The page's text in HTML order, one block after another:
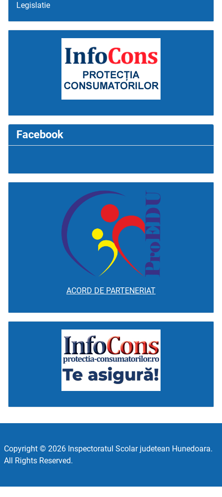
Legislatie
Facebook
ACORD DE PARTENERIAT
Copyright © 2026 Inspectoratul Scolar judetean Hunedoara.
All Rights Reserved.